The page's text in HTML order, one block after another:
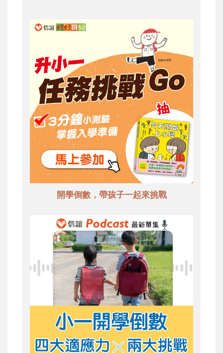
開學倒數，帶孩子一起來挑戰